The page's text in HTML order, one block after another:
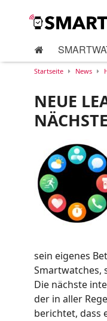
Startseite News
NEUE
sein eigenes
Smartwatches,
Die nächste
der in aller
berichtet, dass